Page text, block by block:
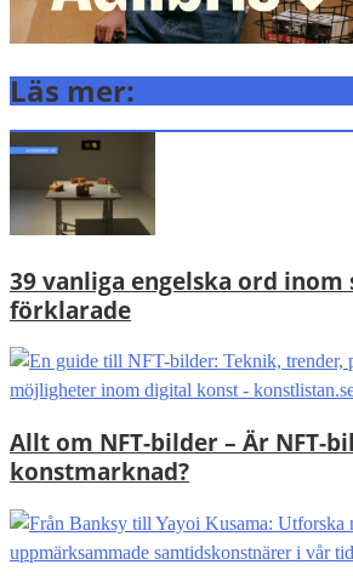
Läs mer:
39 vanliga engelska ord
förklarade
Allt om NFT-bilder – Är NFT-
konstmarknad?